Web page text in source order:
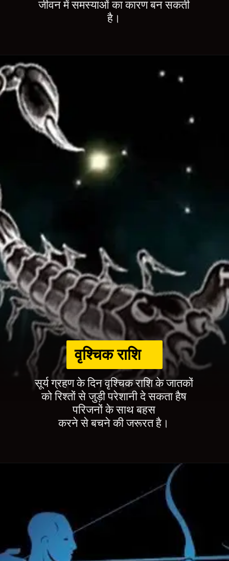
जीवन में समस्याओं का कारण बन सकती
है।
वृश्चिक राशि
सूर्य ग्रहण के दिन वृश्चिक राशि के जातकों
को रिश्तों से जुड़ी परेशानी दे सकता हैष
परिजनों के साथ बहस
करने से बचने की जरूरत है।